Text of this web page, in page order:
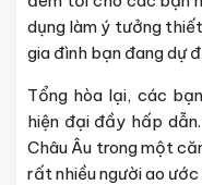
dụng làm ý tưởng
gia đình bạn đang dự
Tổng hòa lại, các
hiện đại đầy hấp
Châu Âu trong một
rất nhiều người ao